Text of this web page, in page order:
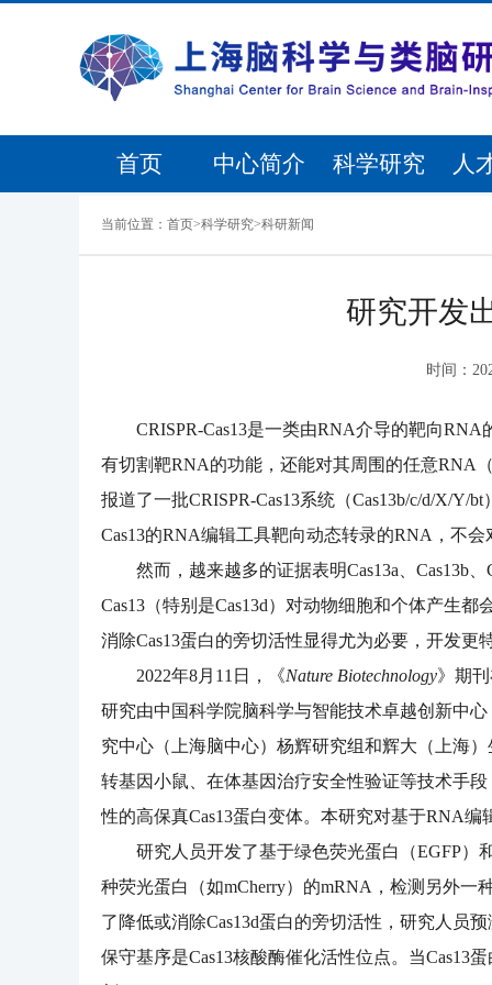
首页 中心简介 科学研究 人
当前位置： 首页>科学研究>科研新闻
研究开发
时间：
CRISPR-Cas13是一类由RNA介导的靶向
有切割靶RNA的功能，还能对其周围的任意RNA
报道了一批CRISPR-Cas13系统（Cas13b/c/d/X/
Cas13的RNA编辑工具靶向动态转录的RNA，不
然而，越来越多的证据表明Cas13a、Cas13b
Cas13（特别是Cas13d）对动物细胞和个体产生
消除Cas13蛋白的旁切活性显得尤为必要，开发
2022年8月11日，《Nature Biotechnology》期刊
研究由中国科学院脑科学与智能技术卓越创新中
究中心（上海脑中心）杨辉研究组和辉大（上海
转基因小鼠、在体基因治疗安全性验证等技术手
性的高保真Cas13蛋白变体。本研究对基于RNA
研究人员开发了基于绿色荧光蛋白（EGFP）
种荧光蛋白（如mCherry）的mRNA，检测另外一
了降低或消除Cas13d蛋白的旁切活性，研究人员
保守基序是Cas13核酸酶催化活性位点。当